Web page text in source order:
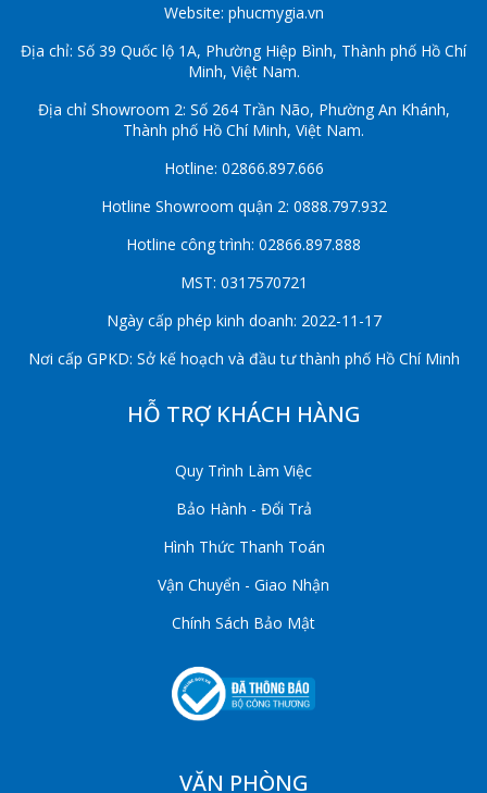
Website: phucmygia.vn
Địa chỉ: Số 39 Quốc lộ 1A, Phường Hiệp Bình, Thành phố Hồ Chí
Minh, Việt Nam.
Địa chỉ Showroom 2: Số 264 Trần Não, Phường An Khánh,
Thành phố Hồ Chí Minh, Việt Nam.
Hotline: 02866.897.666
Hotline Showroom quận 2: 0888.797.932
Hotline công trình: 02866.897.888
MST: 0317570721
Ngày cấp phép kinh doanh: 2022-11-17
Nơi cấp GPKD: Sở kế hoạch và đầu tư thành phố Hồ Chí Minh
HỖ TRỢ KHÁCH HÀNG
Quy Trình Làm Việc
Bảo Hành - Đổi Trả
Hình Thức Thanh Toán
Vận Chuyển - Giao Nhận
Chính Sách Bảo Mật
VĂN PHÒNG